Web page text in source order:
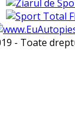
- Toate